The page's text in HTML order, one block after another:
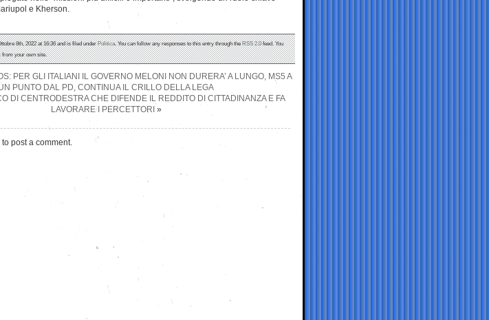
e Kherson.
8th, 2022 at 16:36 and is filed underPolitica. You can follow any responses to this entry through theRSS 2.0feed. You
from your own site.
PER GLI ITALIANI IL GOVERNO MELONI NON DURERA’ A LUNGO, MS5 A
PUNTO DAL PD, CONTINUA IL CRILLO DELLA LEGA
DI CENTRODESTRA CHE DIFENDE IL REDDITO DI CITTADINANZA E FA
LAVORARE I PERCETTORI »
to post a comment.